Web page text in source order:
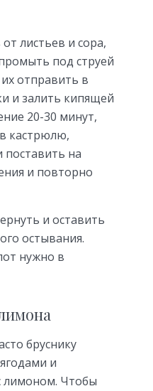
листьев и сора,
под струей
отправить в
и залить кипящей
20-30 минут,
кастрюлю,
поставить на
и повторно
и оставить
остывания.
нужно в
бруснику
и
лимоном. Чтобы